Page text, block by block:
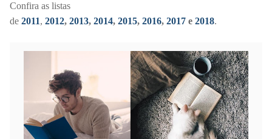
Confira as listas
de 2011, 2012, 2013, 2014, 2015, 2016, 2017 e 2018.